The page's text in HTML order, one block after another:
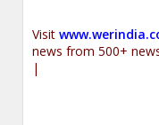
Visit
news from 500+
|